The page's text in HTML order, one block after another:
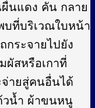
นแดง คัน กลาย
บที่บริเวณใบหน้า
กระจายไปยัง
ผัสหรือเกาที่
ายสู่คนอื่นได้
วน้ำ ผ้าขนหนู